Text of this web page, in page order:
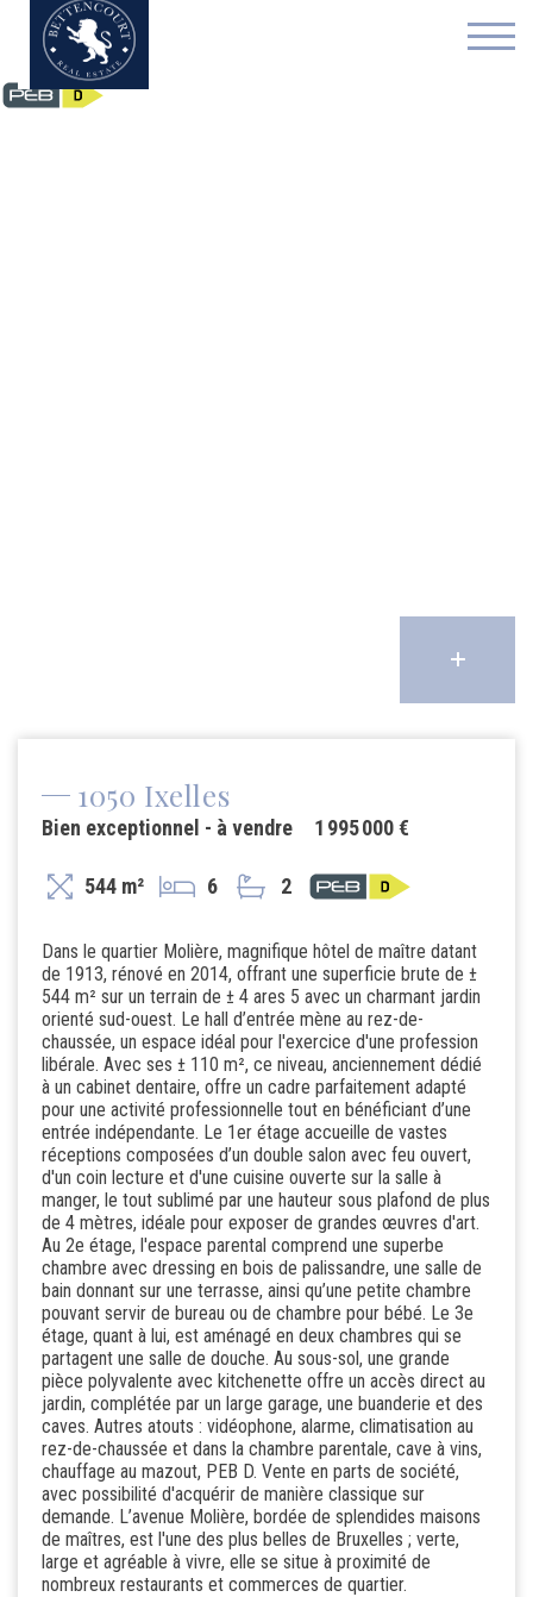
1050 Ixelles
1 995 000 €
Bien exceptionnel - à vendre
544 m² 6 2
Dans le quartier Molière, magnifique hôtel de maître datant
de 1913, rénové en 2014, offrant une superficie brute de ±
544 m² sur un terrain de ± 4 ares 5 avec un charmant jardin
orienté sud-ouest. Le hall d’entrée mène au rez-de-
chaussée, un espace idéal pour l'exercice d'une profession
libérale. Avec ses ± 110 m², ce niveau, anciennement dédié
à un cabinet dentaire, offre un cadre parfaitement adapté
pour une activité professionnelle tout en bénéficiant d’une
entrée indépendante. Le 1er étage accueille de vastes
réceptions composées d’un double salon avec feu ouvert,
d'un coin lecture et d'une cuisine ouverte sur la salle à
manger, le tout sublimé par une hauteur sous plafond de plus
de 4 mètres, idéale pour exposer de grandes œuvres d'art.
Au 2e étage, l'espace parental comprend une superbe
chambre avec dressing en bois de palissandre, une salle de
bain donnant sur une terrasse, ainsi qu’une petite chambre
pouvant servir de bureau ou de chambre pour bébé. Le 3e
étage, quant à lui, est aménagé en deux chambres qui se
partagent une salle de douche. Au sous-sol, une grande
pièce polyvalente avec kitchenette offre un accès direct au
jardin, complétée par un large garage, une buanderie et des
caves. Autres atouts : vidéophone, alarme, climatisation au
rez-de-chaussée et dans la chambre parentale, cave à vins,
chauffage au mazout, PEB D. Vente en parts de société,
avec possibilité d'acquérir de manière classique sur
demande. L’avenue Molière, bordée de splendides maisons
de maîtres, est l'une des plus belles de Bruxelles ; verte,
large et agréable à vivre, elle se situe à proximité de
nombreux restaurants et commerces de quartier.